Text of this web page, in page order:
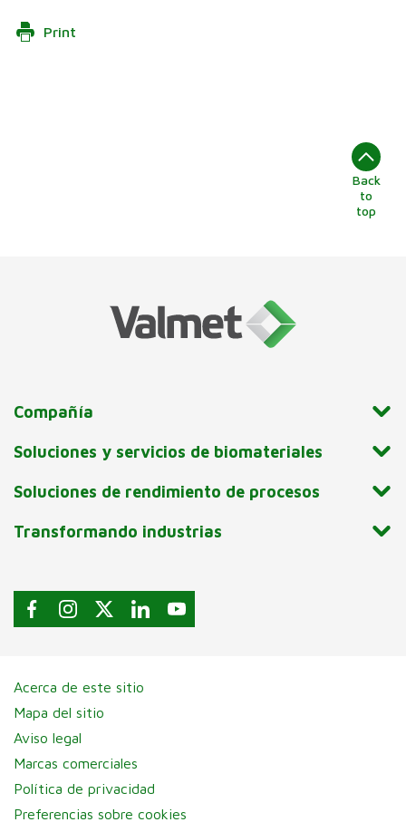
Print
Back
to
top
Compañía
Soluciones y servicios de biomateriales
Soluciones de rendimiento de procesos
Transformando industrias
Acerca de este sitio
Mapa del sitio
Aviso legal
Marcas comerciales
Política de privacidad
Preferencias sobre cookies